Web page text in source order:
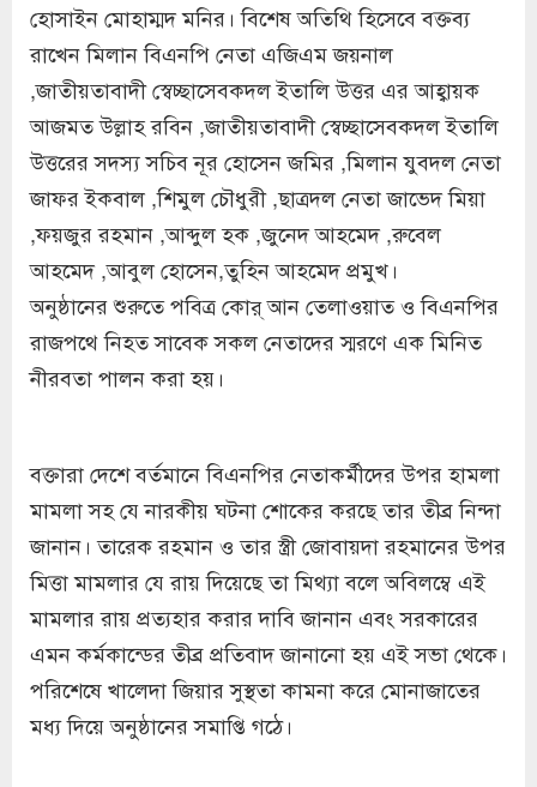
হোসাইন মোহাম্মদ মনির। বিশেষ অতিথি হিসেবে বক্তব্য
রাখেন মিলান বিএনপি নেতা এজিএম জয়নাল
,জাতীয়তাবাদী স্বেচ্ছাসেবকদল ইতালি উত্তর এর আহ্বায়ক
আজমত উল্লাহ রবিন ,জাতীয়তাবাদী স্বেচ্ছাসেবকদল ইতালি
উত্তরের সদস্য সচিব নূর হোসেন জমির ,মিলান যুবদল নেতা
জাফর ইকবাল ,শিমুল চৌধুরী ,ছাত্রদল নেতা জাভেদ মিয়া
,ফয়জুর রহমান ,আব্দুল হক ,জুনেদ আহমেদ ,রুবেল
আহমেদ ,আবুল হোসেন,তুহিন আহমেদ প্রমুখ।
অনুষ্ঠানের শুরুতে পবিত্র কোর্ আন তেলাওয়াত ও বিএনপির
রাজপথে নিহত সাবেক সকল নেতাদের স্মরণে এক মিনিত
নীরবতা পালন করা হয়।
বক্তারা দেশে বর্তমানে বিএনপির নেতাকর্মীদের উপর হামলা
মামলা সহ যে নারকীয় ঘটনা শোকের করছে তার তীব্র নিন্দা
জানান। তারেক রহমান ও তার স্ত্রী জোবায়দা রহমানের উপর
মিত্তা মামলার যে রায় দিয়েছে তা মিথ্যা বলে অবিলম্বে এই
মামলার রায় প্রত্যহার করার দাবি জানান এবং সরকারের
এমন কর্মকান্ডের তীব্র প্রতিবাদ জানানো হয় এই সভা থেকে।
পরিশেষে খালেদা জিয়ার সুস্থতা কামনা করে মোনাজাতের
মধ্য দিয়ে অনুষ্ঠানের সমাপ্তি গঠে।